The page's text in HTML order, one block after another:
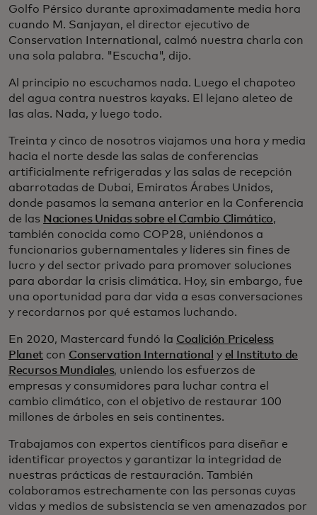
Golfo Pérsico durante aproximadamente media hora
cuando M. Sanjayan, el director ejecutivo de
Conservation International, calmó nuestra charla con
una sola palabra. "Escucha", dijo.
Al principio no escuchamos nada. Luego el chapoteo
del agua contra nuestros kayaks. El lejano aleteo de
las alas. Nada, y luego todo.
Treinta y cinco de nosotros viajamos una hora y media
hacia el norte desde las salas de conferencias
artificialmente refrigeradas y las salas de recepción
abarrotadas de Dubai, Emiratos Árabes Unidos,
donde pasamos la semana anterior en la Conferencia
de las Naciones Unidas sobre el Cambio Climático,
también conocida como COP28, uniéndonos a
funcionarios gubernamentales y líderes sin fines de
lucro y del sector privado para promover soluciones
para abordar la crisis climática. Hoy, sin embargo, fue
una oportunidad para dar vida a esas conversaciones
y recordarnos por qué estamos luchando.
En 2020, Mastercard fundó la Coalición Priceless
Planet con Conservation International y el Instituto de
Recursos Mundiales, uniendo los esfuerzos de
empresas y consumidores para luchar contra el
cambio climático, con el objetivo de restaurar 100
millones de árboles en seis continentes.
Trabajamos con expertos científicos para diseñar e
identificar proyectos y garantizar la integridad de
nuestras prácticas de restauración. También
colaboramos estrechamente con las personas cuyas
vidas y medios de subsistencia se ven amenazados por